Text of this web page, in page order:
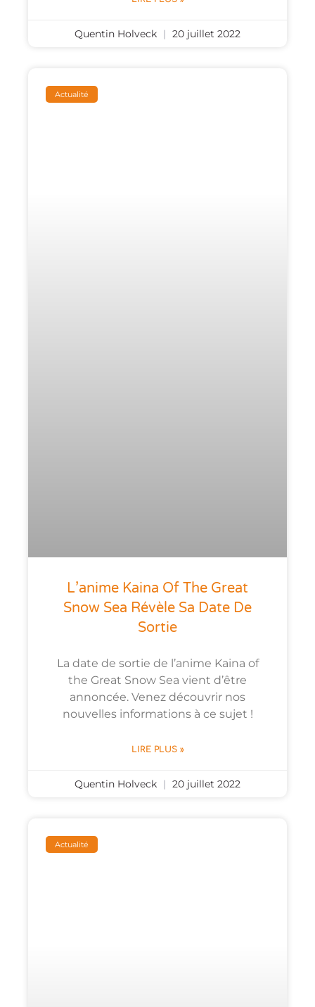
Quentin Holveck 20 juillet 2022
Actualité
L’anime Kaina Of The Great
Snow Sea Révèle Sa Date De
Sortie
La date de sortie de l’anime Kaina of
the Great Snow Sea vient d’être
annoncée. Venez découvrir nos
nouvelles informations à ce sujet !
LIRE PLUS »
Quentin Holveck 20 juillet 2022
Actualité